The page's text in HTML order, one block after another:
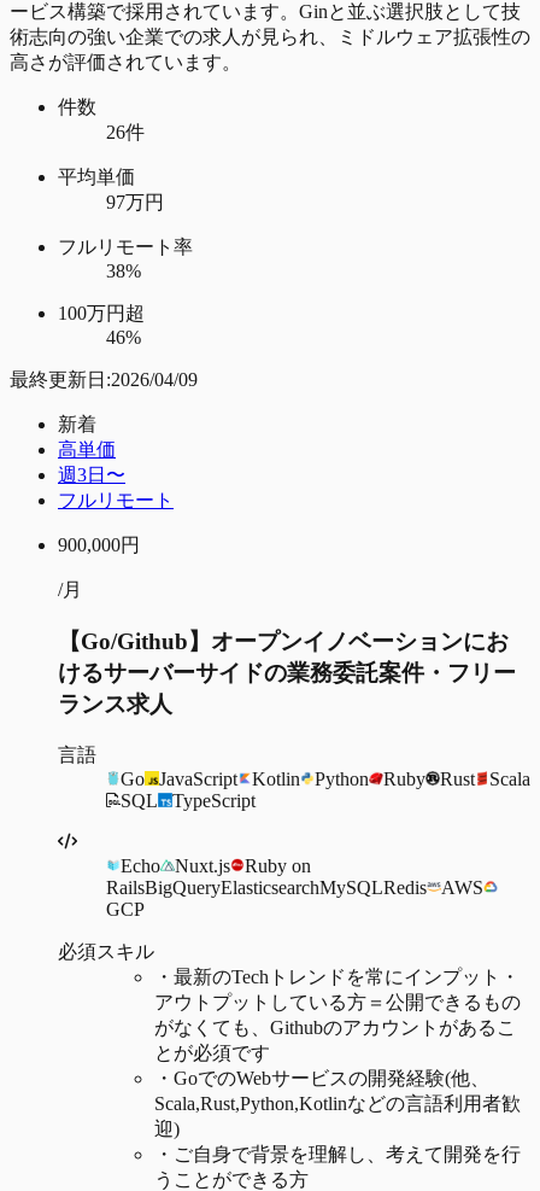
ービス構築で採用されています。Ginと並ぶ選択肢として技
術志向の強い企業での求人が見られ、ミドルウェア拡張性の
高さが評価されています。
件数
26件
平均単価
97万円
フルリモート率
38%
100万円超
46%
最終更新日:2026/04/09
新着
高単価
週3日〜
フルリモート
900,000円
/月
【Go/Github】オープンイノベーションにお
けるサーバーサイドの業務委託案件・フリー
ランス求人
言語
Go
JavaScript Kotlin Python Ruby Rust
Scala
SQL
TypeScript
Echo Nuxt.js
Ruby on
RailsBigQueryElasticsearchMySQLRedis
AWS
GCP
必須スキル
・ 最新のTechトレンドを常にインプット・
アウトプットしている方＝公開できるもの
がなくても、Githubのアカウントがあるこ
とが必須です
・ GoでのWebサービスの開発経験(他、
Scala,Rust,Python,Kotlinなどの言語利用者歓
迎)
・ ご自身で背景を理解し、考えて開発を行
うことができる方